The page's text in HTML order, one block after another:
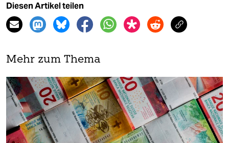
Diesen Artikel teilen
Mehr zum Thema